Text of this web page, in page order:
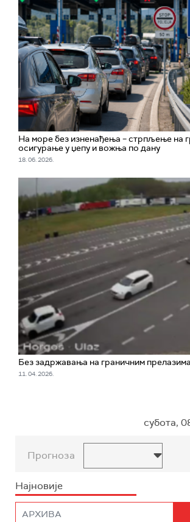
На море без изненађења – стрпљење на
осигурање у џепу и вожња по дану
18. 06. 2026.
Без задржавања на граничним прелазима
11. 04. 2026.
субота,
Прогноза
Најновије